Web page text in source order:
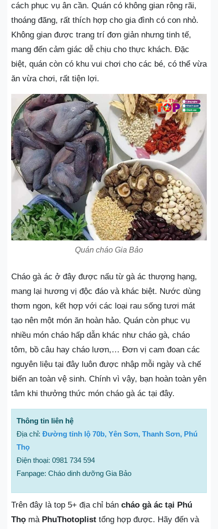
cách phục vụ ân cần. Quán có không gian rộng rãi,
thoáng đãng, rất thích hợp cho gia đình có con nhỏ.
Không gian được trang trí đơn giản nhưng tinh tế,
mang đến cảm giác dễ chịu cho thực khách. Đặc
biệt, quán còn có khu vui chơi cho các bé, có thể vừa
ăn vừa chơi, rất tiện lợi.
Quán cháo Gia Bảo
Cháo gà ác ở đây được nấu từ gà ác thượng hạng,
mang lại hương vị độc đáo và khác biệt. Nước dùng
thơm ngon, kết hợp với các loại rau sống tươi mát
tạo nên một món ăn hoàn hảo. Quán còn phục vụ
nhiều món cháo hấp dẫn khác như cháo gà, cháo
tôm, bồ câu hay cháo lươn,… Đơn vị cam đoan các
nguyên liệu tại đây luôn được nhập mỗi ngày và chế
biến an toàn vệ sinh. Chính vì vậy, bạn hoàn toàn yên
tâm khi thưởng thức món cháo gà ác tại đây.
Thông tin liên hệ
Địa chỉ: Đường tỉnh lộ 70b, Yên Sơn, Thanh Sơn, Phú
Thọ
Điện thoại: 0981 734 594
Fanpage: Cháo dinh dưỡng Gia Bảo
Trên đây là top 5+ địa chỉ bán cháo gà ác tại Phú
Thọ mà PhuThotoplist tổng hợp được. Hãy đến và